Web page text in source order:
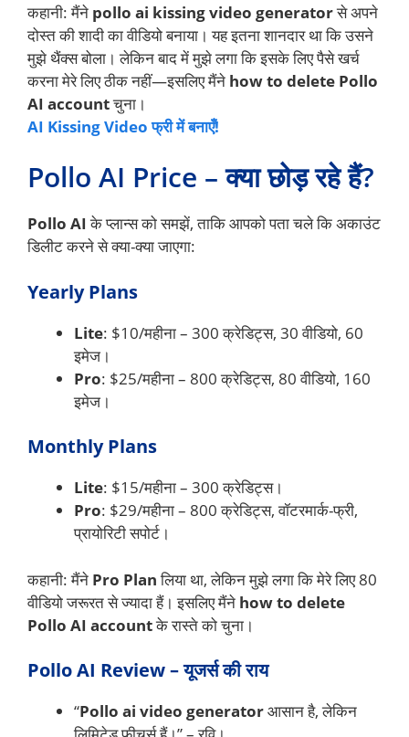
कहानी: मैंने pollo ai kissing video generatorसे अपने
दोस्त की शादी का वीडियो बनाया। यह इतना शानदार था कि उसने
मुझे थैंक्स बोला। लेकिन बाद में मुझे लगा कि इसके लिए पैसे खर्च
करना मेरे लिए ठीक नहीं—इसलिए मैंने how to delete Pollo
AI accountचुना।
AI Kissing Video फ्री में बनाएँ!
Pollo AI Price – क्या छोड़ रहे हैं?
Pollo AI के प्लान्स को समझें, ताकि आपको पता चले कि अकाउंट
डिलीट करने से क्या-क्या जाएगा:
Yearly Plans
Lite: $10/महीना – 300 क्रेडिट्स, 30 वीडियो, 60
इमेज।
Pro: $25/महीना – 800 क्रेडिट्स, 80 वीडियो, 160
इमेज।
Monthly Plans
Lite: $15/महीना – 300 क्रेडिट्स।
Pro: $29/महीना – 800 क्रेडिट्स, वॉटरमार्क-फ्री,
प्रायोरिटी सपोर्ट।
कहानी: मैंने Pro Planलिया था, लेकिन मुझे लगा कि मेरे लिए 80
वीडियो जरूरत से ज्यादा हैं। इसलिए मैंने how to delete
Pollo AI accountके रास्ते को चुना।
Pollo AI Review – यूजर्स की राय
“Pollo ai video generatorआसान है, लेकिन